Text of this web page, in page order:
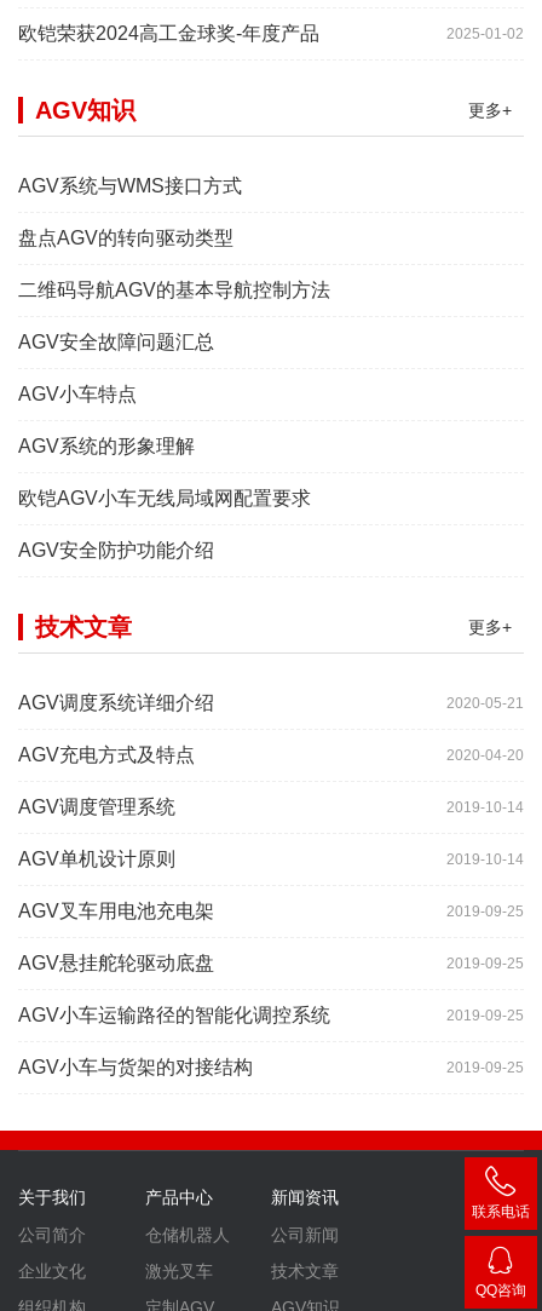
2025-01-02
欧铠荣获2024高工金球奖-年度产品
更多+
AGV知识
AGV系统与WMS接口方式
盘点AGV的转向驱动类型
二维码导航AGV的基本导航控制方法
AGV安全故障问题汇总
AGV小车特点
AGV系统的形象理解
欧铠AGV小车无线局域网配置要求
AGV安全防护功能介绍
更多+
技术文章
2020-05-21
AGV调度系统详细介绍
2020-04-20
AGV充电方式及特点
2019-10-14
AGV调度管理系统
2019-10-14
AGV单机设计原则
2019-09-25
AGV叉车用电池充电架
2019-09-25
AGV悬挂舵轮驱动底盘
2019-09-25
AGV小车运输路径的智能化调控系统
2019-09-25
AGV小车与货架的对接结构
关于我们
公司简介
企业文化
产品中心
仓储机器人
激光叉车
新闻资讯
公司新闻
技术文章
联系电话
400-
007-
QQ咨询